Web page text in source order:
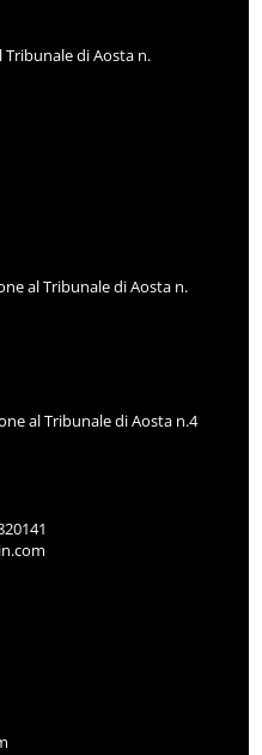
di Aosta n.
al Tribunale di Aosta n.
al Tribunale di Aosta n.4